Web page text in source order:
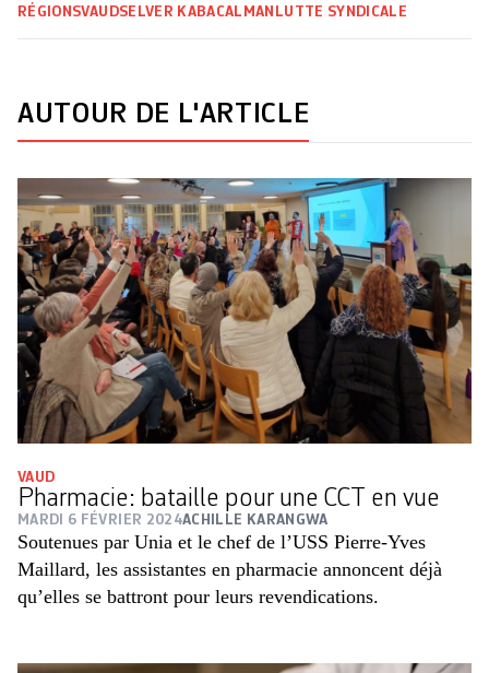
RÉGIONSVAUDSELVER KABACALMAN LUTTE SYNDICALE
AUTOUR DE L'ARTICLE
VAUD
Pharmacie: bataille pour une CCT en vue
MARDI 6 FÉVRIER 2024ACHILLE KARANGWA
Soutenues par Unia et le chef de l’USS Pierre-Yves
Maillard, les assistantes en pharmacie annoncent déjà
qu’elles se battront pour leurs revendications.